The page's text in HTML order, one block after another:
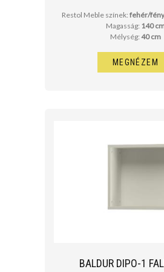
Restol Meble színek: fehér/
Magasság: 140
Mélység: 40 cm
MEGNÉZEM
BALDUR DIPO-1